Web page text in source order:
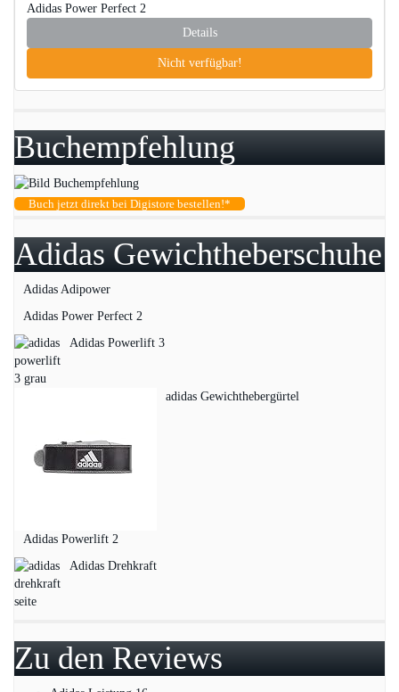
Adidas Power Perfect 2
Details
Nicht verfügbar!
Buchempfehlung
Buch jetzt direkt bei Digistore bestellen!*
Adidas Gewichtheberschuhe
Adidas Adipower
Adidas Power Perfect 2
Adidas Powerlift 3
adidas Gewichthebergürtel
Adidas Powerlift 2
Adidas Drehkraft
Zu den Reviews